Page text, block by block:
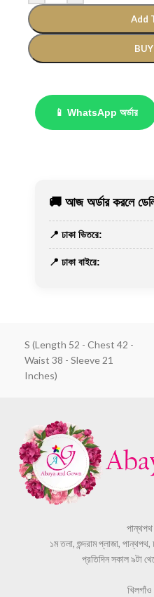
Add
📱 WhatsApp অর্ডার
🚚 আজ অর্ডার করলে
📍 ঢাকা ভিতরে:
📍 ঢাকা বাইরে:
S (Length 52 - Chest 42 -
Waist 38 - Sleeve 21
Inches)
১ম তলা, শুন্দরাম প্লাজা,
প্রতিদিন সকাল ৯টা